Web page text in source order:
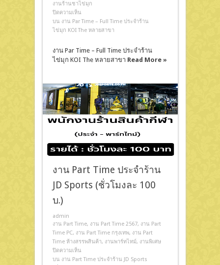
งานร้านชาไข่มุก
ปิดความเห็น
บน งาน Par Time – Full Time ประจำร้าน
ไข่มุก KOI The หลายสาขา
งาน Par Time – Full Time ประจำร้าน
ไข่มุก KOI The หลายสาขา Read More »
งาน Part Time ประจำร้าน
JD Sports (ชั่วโมงละ 100
บ.)
admin
งาน Part Time, งาน Part Time 2567, งาน Part
Time PC, งาน Part Time กรุงเทพ, งาน Part
Time ห้างสรรพสินค้า, งานพาร์ทไทม์, งานพิเศษ
ปิดความเห็น
บน งาน Part Time ประจำร้าน JD Sports